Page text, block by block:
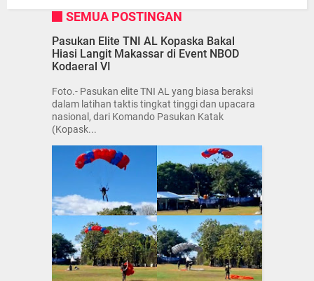
SEMUA POSTINGAN
Pasukan Elite TNI AL Kopaska Bakal
Hiasi Langit Makassar di Event NBOD
Kodaeral VI
Foto.- Pasukan elite TNI AL yang biasa beraksi
dalam latihan taktis tingkat tinggi dan upacara
nasional, dari Komando Pasukan Katak
(Kopask...